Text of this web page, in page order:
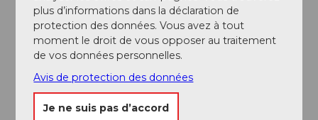
plus d’informations dans la déclaration de
protection des données. Vous avez à tout
moment le droit de vous opposer au traitement
de vos données personnelles.
Avis de protection des données
Je ne suis pas d’accord